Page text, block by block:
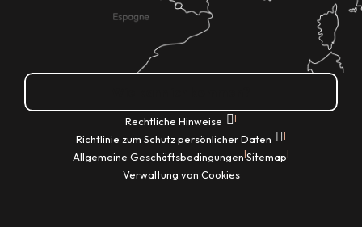
Rechtliche Hinweise |
Richtlinie zum Schutz persönlicher Daten |
Allgemeine Geschäftsbedingungen|Sitemap|
Verwaltung von Cookies